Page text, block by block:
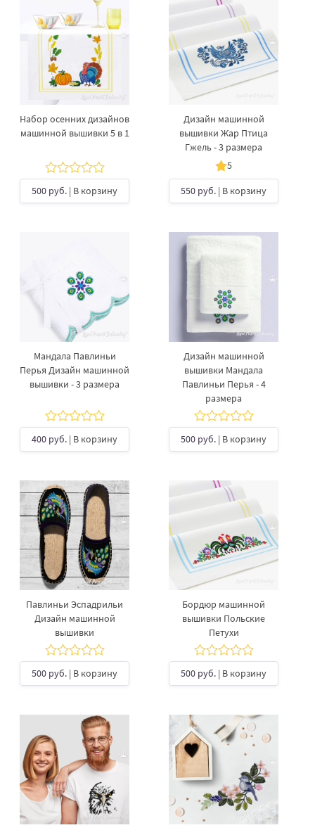
Набор осенних дизайнов
машинной вышивки 5 в 1
500 руб. | В корзину
Дизайн машинной
вышивки Жар Птица
Гжель - 3 размера
5
550 руб. | В корзину
Мандала Павлиньи
Перья Дизайн машинной
вышивки - 3 размера
400 руб. | В корзину
Дизайн машинной
вышивки Мандала
Павлиньи Перья - 4
размера
500 руб. | В корзину
Павлиньи Эспадрильи
Дизайн машинной
вышивки
500 руб. | В корзину
Бордюр машинной
вышивки Польские
Петухи
500 руб. | В корзину